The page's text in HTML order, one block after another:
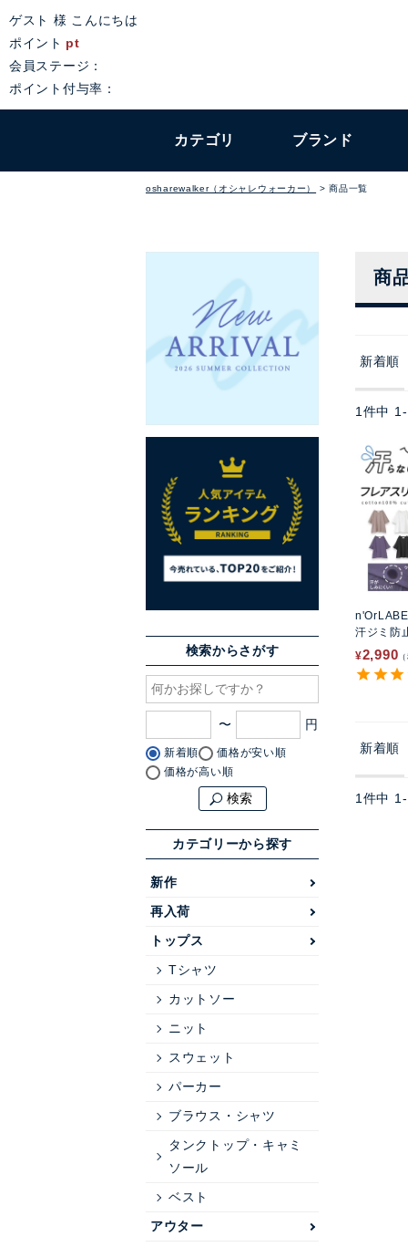
ゲスト 様 こんにちは
ポイント pt
会員ステージ：
ポイント付与率：
カテゴリ ブランド
osharewalker（オシャレウォーカー） 商品一覧
検索からさがす
〜
新着順
価格が安い順
価格が高い順
検索
カテゴリーから探す
新作
再入荷
トップス
Tシャツ
カットソー
ニット
スウェット
パーカー
ブラウス・シャツ
タンクトップ・キャミ
ソール
ベスト
アウター
商
新着順
1 件中 1 -
汗ジミ防
トソー
¥2,990
新着順
1 件中 1 -